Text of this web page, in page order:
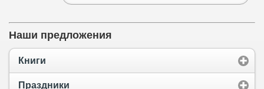
Наши предложения
Книги
Праздники